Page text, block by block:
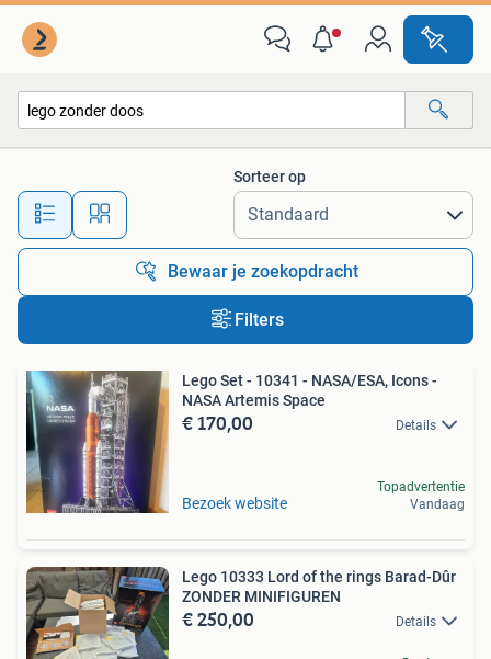
Alle afstanden…
Sorteer op
Bewaar je zoekopdracht
Filters
Lego Set - 10341 - NASA/ESA, Icons -
NASA Artemis Space
€ 170,00 Details
Bezoek website
Topadvertentie
Vandaag
Lego 10333 Lord of the rings Barad-Dûr
ZONDER MINIFIGUREN
€ 250,00 Details